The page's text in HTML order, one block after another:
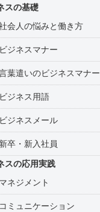
スの基礎
会人の悩みと働き方
ジネスマナー
葉遣いのビジネスマナー
ジネス用語
ジネスメール
卒・新入社員
スの応用実践
ネジメント
ミュニケーション